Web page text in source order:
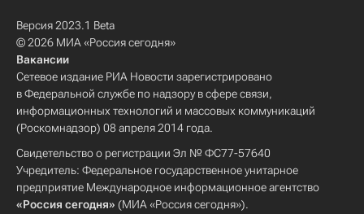
Версия 2023.1 Beta
© 2026 МИА «Россия сегодня»
Вакансии
Сетевое издание РИА Новости зарегистрировано
в Федеральной службе по надзору в сфере связи,
информационных технологий и массовых коммуникаций
(Роскомнадзор) 08 апреля 2014 года.
Свидетельство о регистрации Эл № ФС77-57640
Учредитель: Федеральное государственное унитарное
предприятие Международное информационное агентство
«Россия сегодня» (МИА «Россия сегодня»).